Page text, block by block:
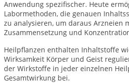
Anwendung spezifischer. Heute
Labormethoden, die genauen
zu analysieren, um daraus Arzneien
Zusammensetzung und
Heilpflanzen enthalten Inhaltstoffe
Wirksamkeit Körper und Geist
der Wirkstoffe in jeder einzelnen
Gesamtwirkung bei.